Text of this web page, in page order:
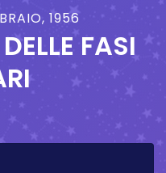
1956
FASI